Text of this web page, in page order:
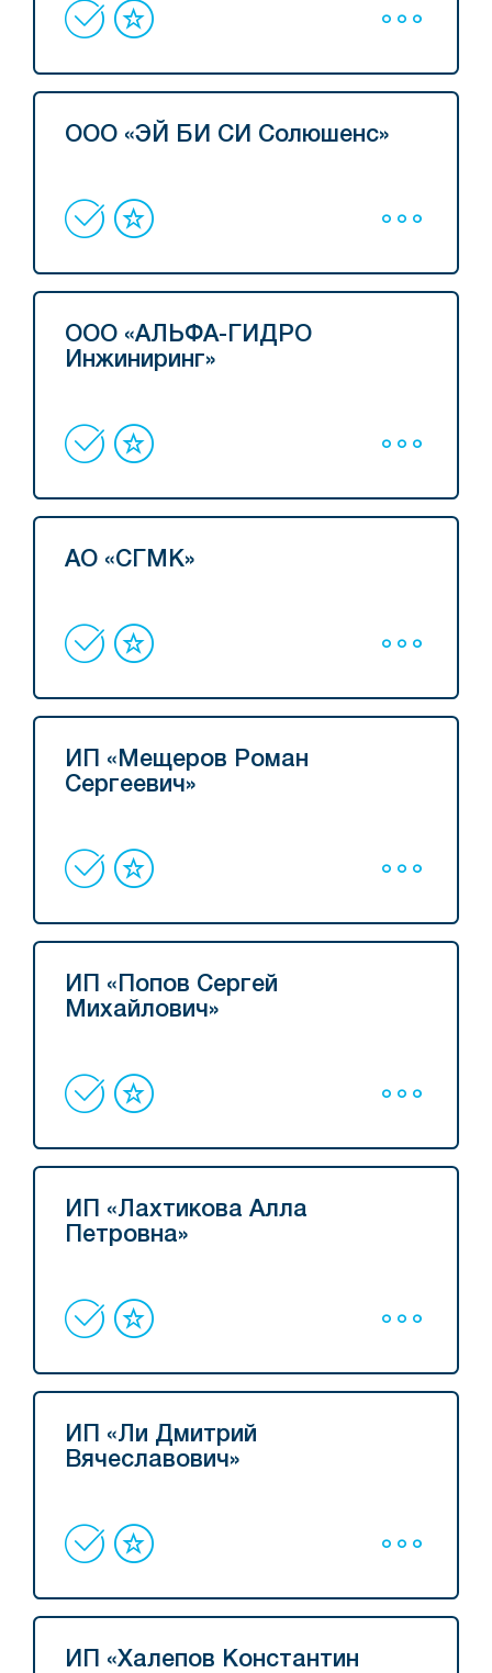
ООО «ЭЙ БИ СИ Солюшенс»
ООО «АЛЬФА-ГИДРО
Инжиниринг»
АО «СГМК»
ИП «Мещеров Роман
Сергеевич»
ИП «Попов Сергей
Михайлович»
ИП «Лахтикова Алла
Петровна»
ИП «Ли Дмитрий
Вячеславович»
ИП «Халепов Константин